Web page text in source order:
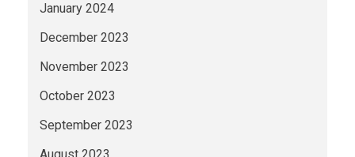
January 2024
December 2023
November 2023
October 2023
September 2023